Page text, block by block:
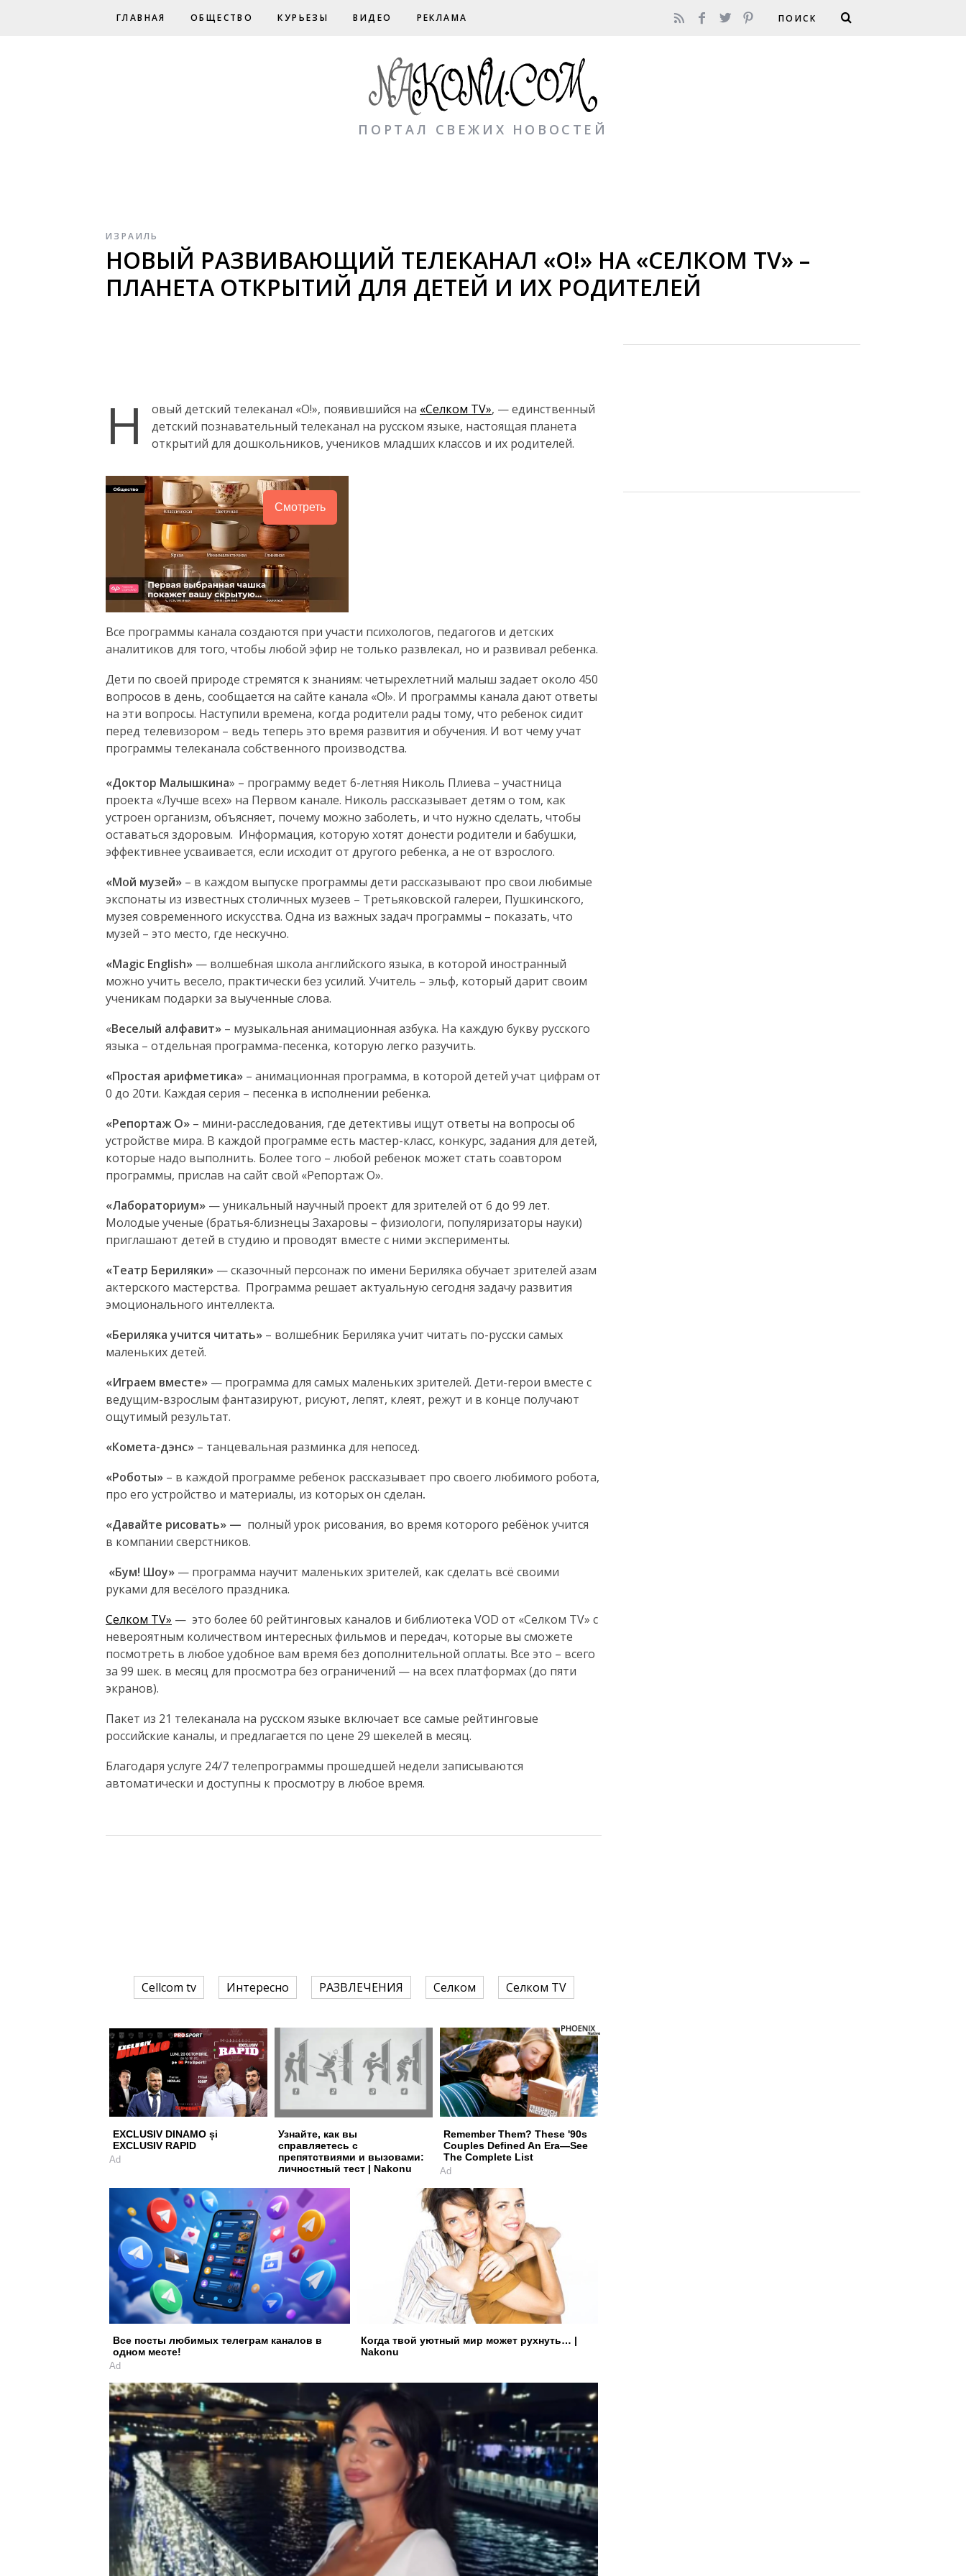
ГЛАВНАЯ ОБЩЕСТВО КУРЬЕЗЫ ВИДЕО РЕКЛАМА
ПОРТАЛ СВЕЖИХ НОВОСТЕЙ
ИЗРАИЛЬ
НОВЫЙ РАЗВИВАЮЩИЙ ТЕЛЕКАНАЛ «О!» НА «СЕЛКОМ TV» –
ПЛАНЕТА ОТКРЫТИЙ ДЛЯ ДЕТЕЙ И ИХ РОДИТЕЛЕЙ
Н овый детский телеканал «О!», появившийся на «Селком TV», — единственный
детский познавательный телеканал на русском языке, настоящая планета
открытий для дошкольников, учеников младших классов и их родителей.
Смотреть
Все программы канала создаются при участи психологов, педагогов и детских
аналитиков для того, чтобы любой эфир не только развлекал, но и развивал ребенка.
Дети по своей природе стремятся к знаниям: четырехлетний малыш задает около 450
вопросов в день, сообщается на сайте канала «О!». И программы канала дают ответы
на эти вопросы. Наступили времена, когда родители рады тому, что ребенок сидит
перед телевизором – ведь теперь это время развития и обучения. И вот чему учат
программы телеканала собственного производства.
«Доктор Малышкина» – программу ведет 6-летняя Николь Плиева – участница
проекта «Лучше всех» на Первом канале. Николь рассказывает детям о том, как
устроен организм, объясняет, почему можно заболеть, и что нужно сделать, чтобы
оставаться здоровым. Информация, которую хотят донести родители и бабушки,
эффективнее усваивается, если исходит от другого ребенка, а не от взрослого.
«Мой музей» – в каждом выпуске программы дети рассказывают про свои любимые
экспонаты из известных столичных музеев – Третьяковской галереи, Пушкинского,
музея современного искусства. Одна из важных задач программы – показать, что
музей – это место, где нескучно.
«Magic English» — волшебная школа английского языка, в которой иностранный
можно учить весело, практически без усилий. Учитель – эльф, который дарит своим
ученикам подарки за выученные слова.
«Веселый алфавит» – музыкальная анимационная азбука. На каждую букву русского
языка – отдельная программа-песенка, которую легко разучить.
«Простая арифметика» – анимационная программа, в которой детей учат цифрам от
0 до 20ти. Каждая серия – песенка в исполнении ребенка.
«Репортаж О» – мини-расследования, где детективы ищут ответы на вопросы об
устройстве мира. В каждой программе есть мастер-класс, конкурс, задания для детей,
которые надо выполнить. Более того – любой ребенок может стать соавтором
программы, прислав на сайт свой «Репортаж О».
«Лабораториум» — уникальный научный проект для зрителей от 6 до 99 лет.
Молодые ученые (братья-близнецы Захаровы – физиологи, популяризаторы науки)
приглашают детей в студию и проводят вместе с ними эксперименты.
«Театр Бериляки» — сказочный персонаж по имени Бериляка обучает зрителей азам
актерского мастерства. Программа решает актуальную сегодня задачу развития
эмоционального интеллекта.
«Бериляка учится читать» – волшебник Бериляка учит читать по-русски самых
маленьких детей.
«Играем вместе» — программа для самых маленьких зрителей. Дети-герои вместе с
ведущим-взрослым фантазируют, рисуют, лепят, клеят, режут и в конце получают
ощутимый результат.
«Комета-дэнс» – танцевальная разминка для непосед.
«Роботы» – в каждой программе ребенок рассказывает про своего любимого робота,
про его устройство и материалы, из которых он сделан.
«Давайте рисовать» — полный урок рисования, во время которого ребёнок учится
в компании сверстников.
«Бум! Шоу» — программа научит маленьких зрителей, как сделать всё своими
руками для весёлого праздника.
Селком TV» — это более 60 рейтинговых каналов и библиотека VOD от «Селком TV» с
невероятным количеством интересных фильмов и передач, которые вы сможете
посмотреть в любое удобное вам время без дополнительной оплаты. Все это – всего
за 99 шек. в месяц для просмотра без ограничений — на всех платформах (до пяти
экранов).
Пакет из 21 телеканала на русском языке включает все самые рейтинговые
российские каналы, и предлагается по цене 29 шекелей в месяц.
Благодаря услуге 24/7 телепрограммы прошедшей недели записываются
автоматически и доступны к просмотру в любое время.
Cellcom tv Интересно РАЗВЛЕЧЕНИЯ Селком Селком TV
EXCLUSIV DINAMO și
EXCLUSIV RAPID
Ad
Узнайте, как вы
справляетесь с
препятствиями и вызовами:
личностный тест | Nakonu
Remember Them? These '90s
Couples Defined An Era—See
The Complete List
Ad
Все посты любимых телеграм каналов в
одном месте!
Ad
Когда твой уютный мир может рухнуть… |
Nakonu